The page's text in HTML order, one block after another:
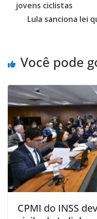
jovens ciclistas
Lula sanciona lei
Você pode
CPMI do INSS